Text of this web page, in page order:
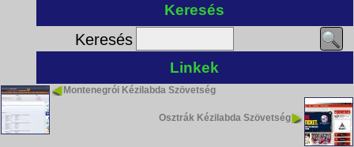
Keresés
Keresés
Linkek
Montenegrói Kézilabda Szövetség
Osztrák Kézilabda Szövetség